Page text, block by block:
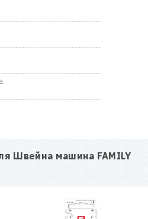
Швейна машина FAMILY